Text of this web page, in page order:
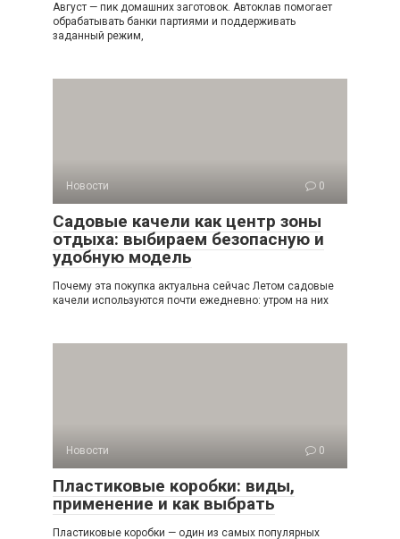
Август — пик домашних заготовок. Автоклав помогает
обрабатывать банки партиями и поддерживать
заданный режим,
Новости 0
Садовые качели как центр зоны
отдыха: выбираем безопасную и
удобную модель
Почему эта покупка актуальна сейчас Летом садовые
качели используются почти ежедневно: утром на них
Новости 0
Пластиковые коробки: виды,
применение и как выбрать
Пластиковые коробки — один из самых популярных